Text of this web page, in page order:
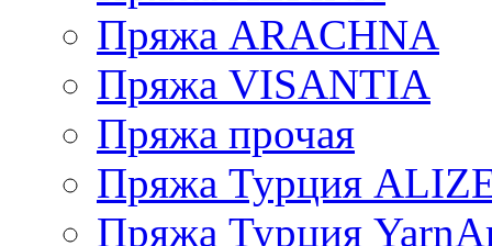
Пряжа ARACHNA
Пряжа VISANTIA
Пряжа прочая
Пряжа Турция
Пряжа Турция